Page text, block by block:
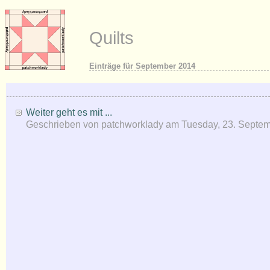
Quilts
Einträge für September 2014
Weiter geht es mit ...
Geschrieben von patchworklady am Tuesday, 23.